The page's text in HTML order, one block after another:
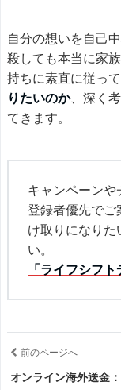
自分の想いを自己
殺しても本当に家
持ちに素直に従って
りたいのか、深く
てきます。
キャンペーンや
登録者優先でご
け取りになりた
い。
「ライフシフ
前のページへ
オンライン海外送金：